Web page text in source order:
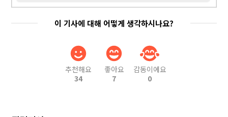
이 기사에 대해 어떻게 생각하시나요?
추천해요
34
좋아요
7
감동이에요
0